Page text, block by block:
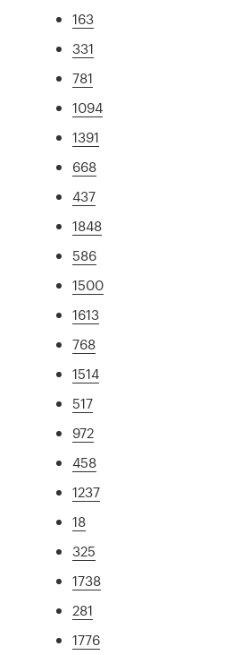
163
331
781
1094
1391
668
437
1848
586
1500
1613
768
1514
517
972
458
1237
18
325
1738
281
1776